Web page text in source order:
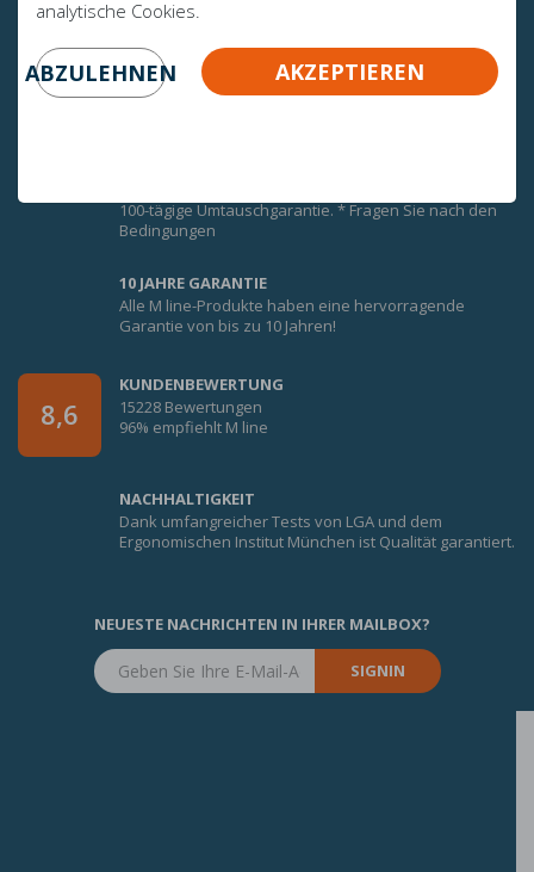
analytische Cookies.
ABZULEHNEN AKZEPTIEREN
GARANTIERTE GEWISSHEIT!
100-tägige Umtauschgarantie. * Fragen Sie nach den
Bedingungen
10 JAHRE GARANTIE
Alle M line-Produkte haben eine hervorragende
Garantie von bis zu 10 Jahren!
8,6
KUNDENBEWERTUNG
15228 Bewertungen
96% empfiehlt M line
NACHHALTIGKEIT
Dank umfangreicher Tests von LGA und dem
Ergonomischen Institut München ist Qualität garantiert.
NEUESTE NACHRICHTEN IN IHRER MAILBOX?
SIGNIN